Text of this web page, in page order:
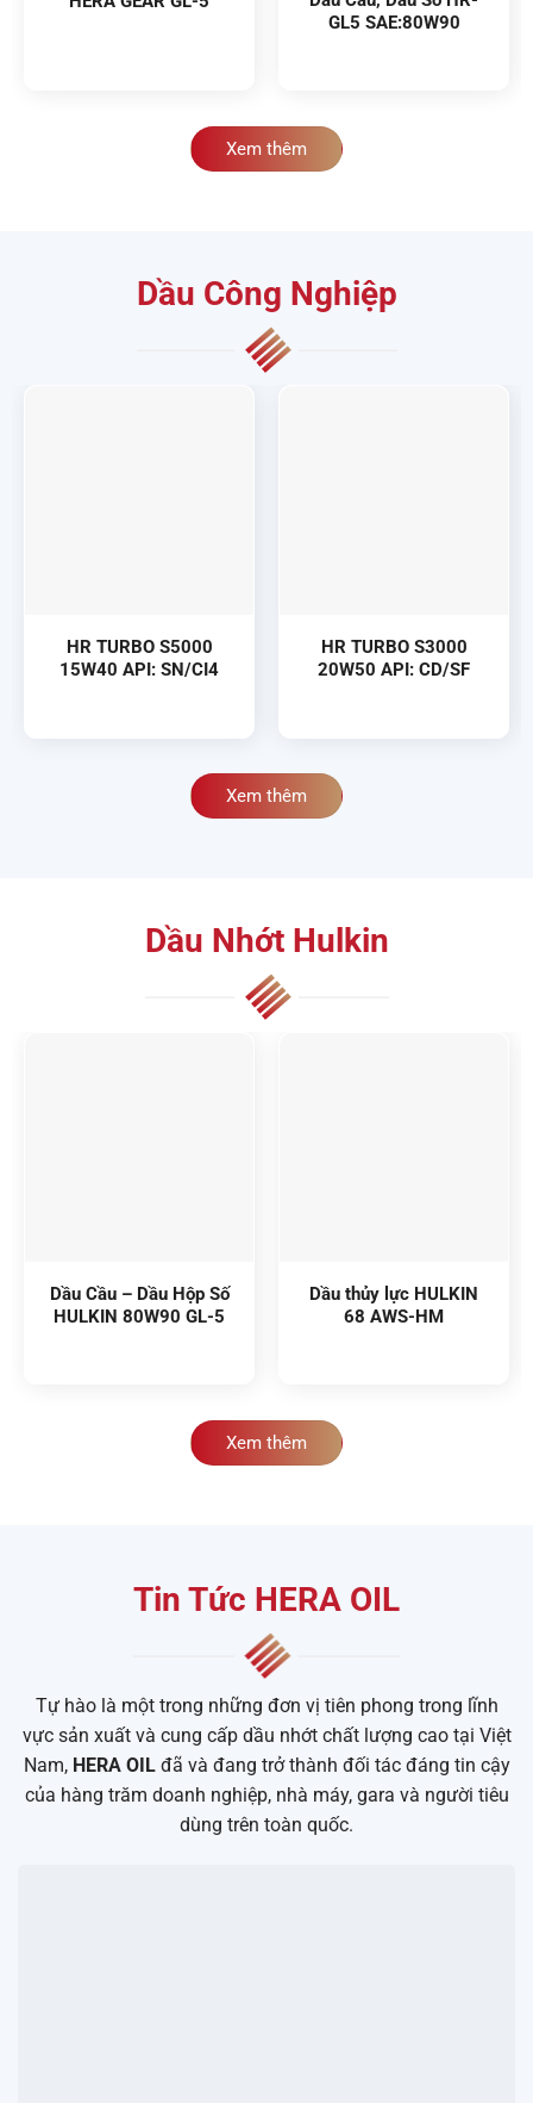
GL5 SAE:80W90
Xem thêm
Dầu Công Nghiệp
HR TURBO S5000
15W40 API: SN/CI4
HR TURBO S3000
20W50 API: CD/SF
Xem thêm
Dầu Nhớt Hulkin
Dầu Cầu – Dầu Hộp Số
HULKIN 80W90 GL-5
Dầu thủy lực HULKIN
68 AWS-HM
Xem thêm
Tin Tức HERA OIL
Tự hào là một trong những đơn vị tiên phong trong lĩnh
vực sản xuất và cung cấp dầu nhớt chất lượng cao tại Việt
Nam, HERA OILđã và đang trở thành đối tác đáng tin cậy
của hàng trăm doanh nghiệp, nhà máy, gara và người tiêu
dùng trên toàn quốc.